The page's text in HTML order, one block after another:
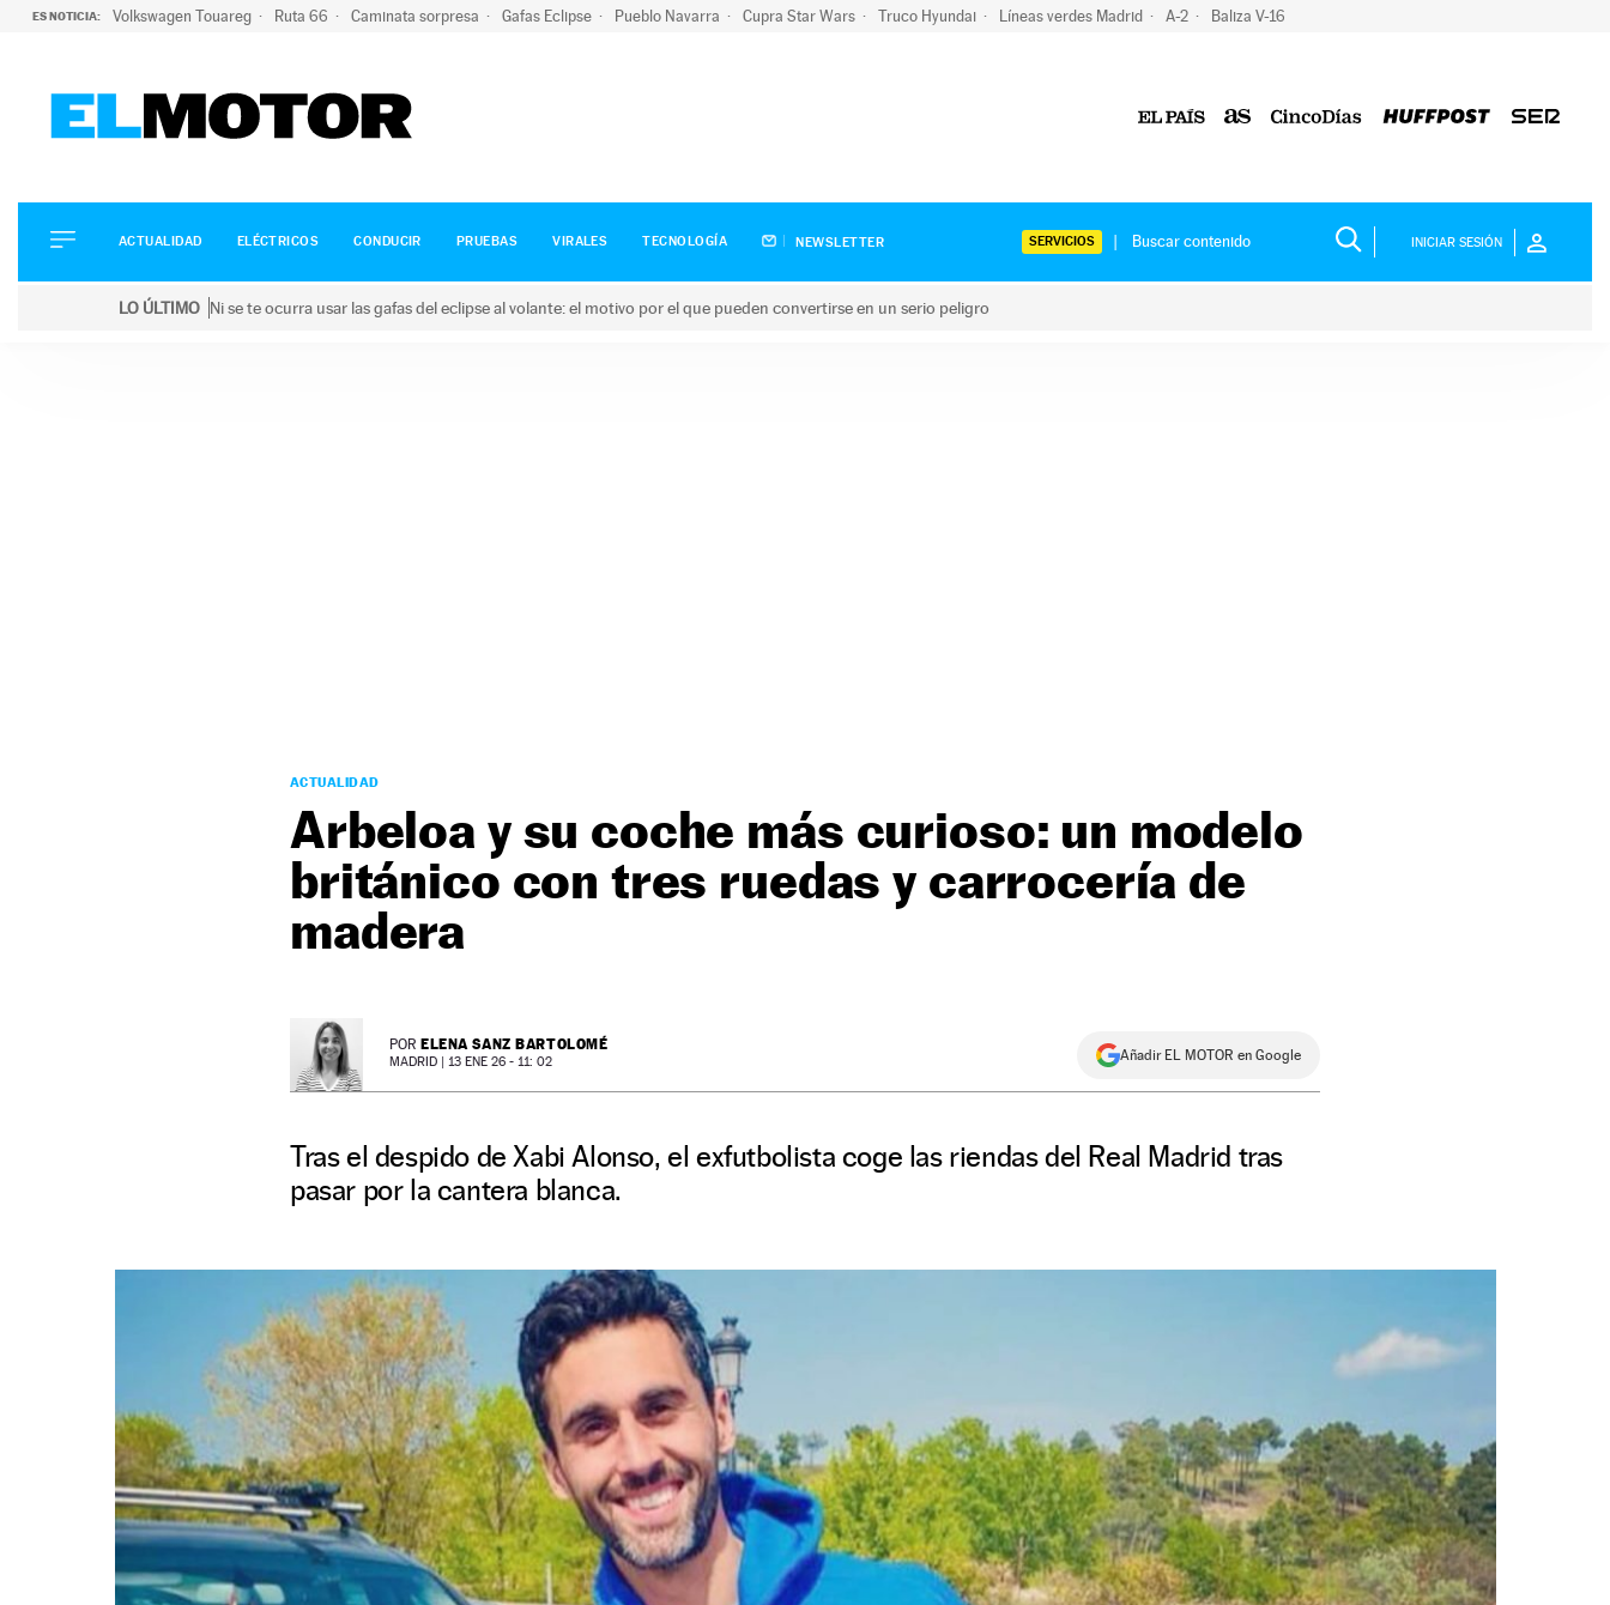
ES NOTICIA: Volkswagen Touareg Ruta 66 Caminata sorpresa Gafas Eclipse Pueblo Navarra Cupra Star Wars Truco Hyundai Líneas verdes Madrid A-2 Baliza V-16
ELÉCTRICOS
CONDUCIR
ACTUALIDAD ELÉCTRICOS CONDUCIR PRUEBAS VIRALES TECNOLOGÍA NEWSLETTER SERVICIOS INICIAR SESIÓN
LO ÚLTIMO Ni se te ocurra usar las gafas del eclipse al volante: el motivo por el que pueden convertirse en un serio peligro
ACTUALIDAD
Arbeloa y su coche más curioso: un modelo
británico con tres ruedas y carrocería de
madera
POR ELENA SANZ BARTOLOMÉ
MADRID | 13 ENE 26 - 11: 02 Añadir EL MOTOR en Google
Tras el despido de Xabi Alonso, el exfutbolista coge las riendas del Real Madrid tras
pasar por la cantera blanca.